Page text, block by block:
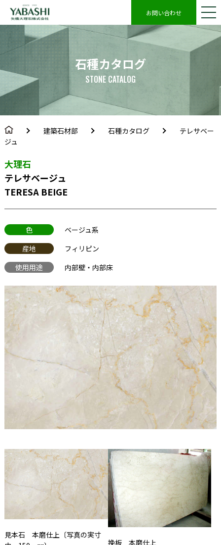
お問い合わせ
石種カタログ
STONE CATALOG
建築石材部 石種カタログ
テレサベー
ジュ
大理石
テレサベージュ
TERESA BEIGE
色
ベージュ系
産地
フィリピン
使用用途
内部壁・内部床
見本石 本磨仕上〔写真の実寸
挽板 本磨仕上